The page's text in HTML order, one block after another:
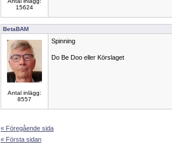
15624
BetaBAM
Antal inlägg:
8557
Spinning
Do Be Doo eller Körslaget
« Föregående sida
« Första sidan